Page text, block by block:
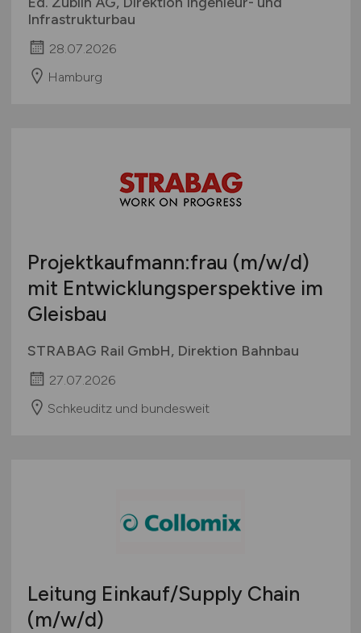
Infrastrukturbau
28.07.2026
Hamburg
Projektkaufmann:frau (m/w/d)
mit Entwicklungsperspektive im
Gleisbau
STRABAG Rail GmbH, Direktion Bahnbau
27.07.2026
Schkeuditz und bundesweit
Leitung Einkauf/Supply Chain
(m/w/d)